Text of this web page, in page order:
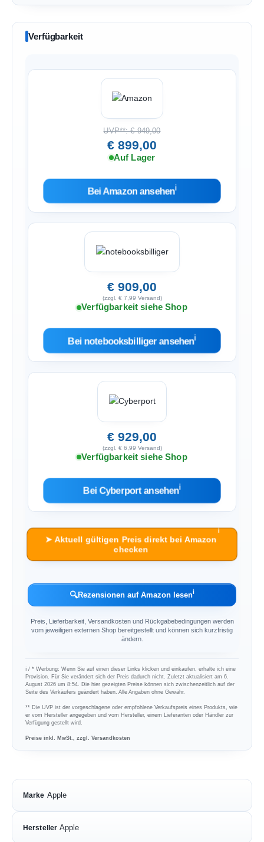
Verfügbarkeit
UVP**: € 949,00
€ 899,00
Auf Lager
Bei Amazon ansehenℹ︎
€ 909,00
(zzgl. € 7,99 Versand)
Verfügbarkeit siehe Shop
Bei notebooksbilliger ansehenℹ︎
€ 929,00
(zzgl. € 6,99 Versand)
Verfügbarkeit siehe Shop
Bei Cyberport ansehenℹ︎
➤ Aktuell gültigen Preis direkt bei Amazon
checken
ℹ︎
🔍Rezensionen auf Amazon lesenℹ︎
Preis, Lieferbarkeit, Versandkosten und Rückgabebedingungen werden
vom jeweiligen externen Shop bereitgestellt und können sich kurzfristig
ändern.
ℹ︎ / * Werbung: Wenn Sie auf einen dieser Links klicken und einkaufen, erhalte ich eine
Provision. Für Sie verändert sich der Preis dadurch nicht. Zuletzt aktualisiert am 6.
August 2026 um 8:54. Die hier gezeigten Preise können sich zwischenzeitlich auf der
Seite des Verkäufers geändert haben. Alle Angaben ohne Gewähr.
** Die UVP ist der vorgeschlagene oder empfohlene Verkaufspreis eines Produkts, wie
er vom Hersteller angegeben und vom Hersteller, einem Lieferanten oder Händler zur
Verfügung gestellt wird.
Preise inkl. MwSt., zzgl. Versandkosten
Marke Apple
Hersteller Apple